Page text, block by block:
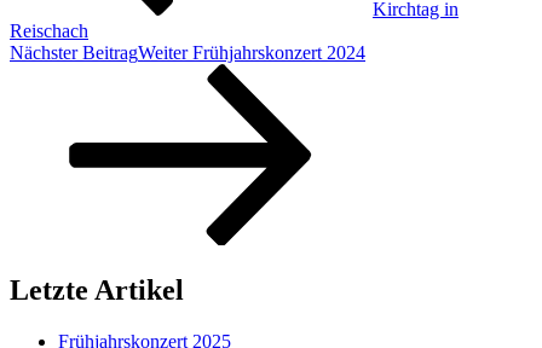
Kirchtag in
Reischach
Nächster BeitragWeiter Frühjahrskonzert 2024
Letzte Artikel
Frühjahrskonzert 2025